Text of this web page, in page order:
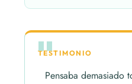
TESTIMONIO
Pensaba demasiado